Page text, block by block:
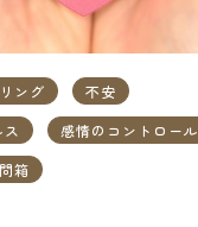
ング
不安
感情のコントロール
箱